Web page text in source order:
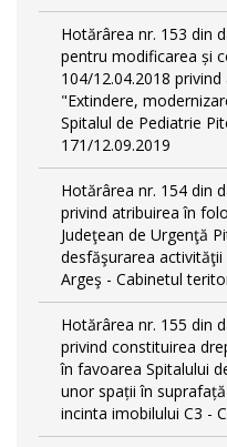
Hotărârea nr. 153 din
pentru modificarea și
104/12.04.2018
"Extindere,
Spitalul de Pediatrie
171/12.09.2019
Hotărârea nr. 154 din
privind atribuirea în
Judeţean de Urgenţă
desfăşurarea activităţii
Argeş - Cabinetul
Hotărârea nr. 155 din
privind constituirea
în favoarea Spitalului
unor spații în
incinta imobilului C3 -